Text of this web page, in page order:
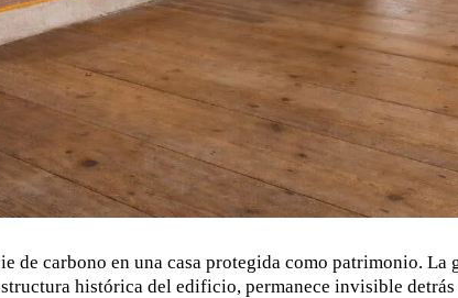
de carbono en una casa protegida como patrimonio. La
histórica del edificio, permanece invisible